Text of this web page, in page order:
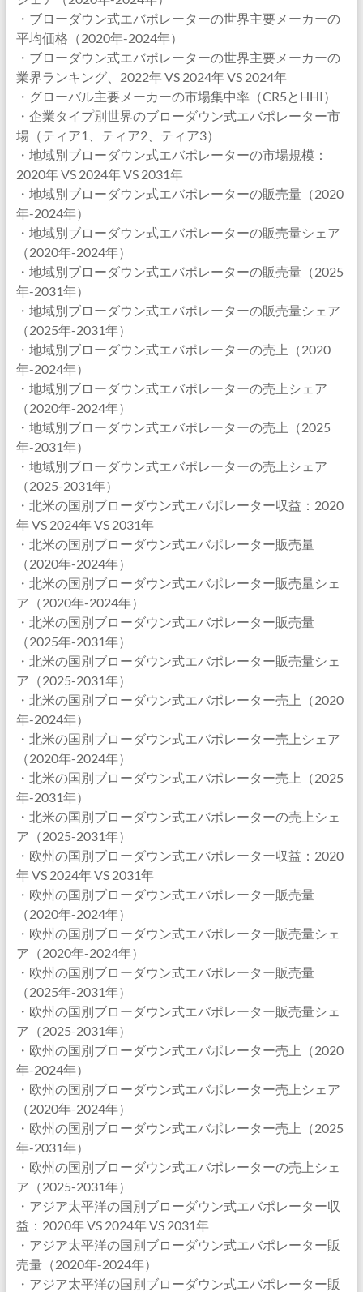
・ブローダウン式エバポレーターの世界主要メーカーの
平均価格（2020年-2024年）
・ブローダウン式エバポレーターの世界主要メーカーの
業界ランキング、2022年 VS 2024年 VS 2024年
・グローバル主要メーカーの市場集中率（CR5とHHI）
・企業タイプ別世界のブローダウン式エバポレーター市
場（ティア1、ティア2、ティア3）
・地域別ブローダウン式エバポレーターの市場規模：
2020年 VS 2024年 VS 2031年
・地域別ブローダウン式エバポレーターの販売量（2020
年-2024年）
・地域別ブローダウン式エバポレーターの販売量シェア
（2020年-2024年）
・地域別ブローダウン式エバポレーターの販売量（2025
年-2031年）
・地域別ブローダウン式エバポレーターの販売量シェア
（2025年-2031年）
・地域別ブローダウン式エバポレーターの売上（2020
年-2024年）
・地域別ブローダウン式エバポレーターの売上シェア
（2020年-2024年）
・地域別ブローダウン式エバポレーターの売上（2025
年-2031年）
・地域別ブローダウン式エバポレーターの売上シェア
（2025-2031年）
・北米の国別ブローダウン式エバポレーター収益：2020
年 VS 2024年 VS 2031年
・北米の国別ブローダウン式エバポレーター販売量
（2020年-2024年）
・北米の国別ブローダウン式エバポレーター販売量シェ
ア（2020年-2024年）
・北米の国別ブローダウン式エバポレーター販売量
（2025年-2031年）
・北米の国別ブローダウン式エバポレーター販売量シェ
ア（2025-2031年）
・北米の国別ブローダウン式エバポレーター売上（2020
年-2024年）
・北米の国別ブローダウン式エバポレーター売上シェア
（2020年-2024年）
・北米の国別ブローダウン式エバポレーター売上（2025
年-2031年）
・北米の国別ブローダウン式エバポレーターの売上シェ
ア（2025-2031年）
・欧州の国別ブローダウン式エバポレーター収益：2020
年 VS 2024年 VS 2031年
・欧州の国別ブローダウン式エバポレーター販売量
（2020年-2024年）
・欧州の国別ブローダウン式エバポレーター販売量シェ
ア（2020年-2024年）
・欧州の国別ブローダウン式エバポレーター販売量
（2025年-2031年）
・欧州の国別ブローダウン式エバポレーター販売量シェ
ア（2025-2031年）
・欧州の国別ブローダウン式エバポレーター売上（2020
年-2024年）
・欧州の国別ブローダウン式エバポレーター売上シェア
（2020年-2024年）
・欧州の国別ブローダウン式エバポレーター売上（2025
年-2031年）
・欧州の国別ブローダウン式エバポレーターの売上シェ
ア（2025-2031年）
・アジア太平洋の国別ブローダウン式エバポレーター収
益：2020年 VS 2024年 VS 2031年
・アジア太平洋の国別ブローダウン式エバポレーター販
売量（2020年-2024年）
・アジア太平洋の国別ブローダウン式エバポレーター販